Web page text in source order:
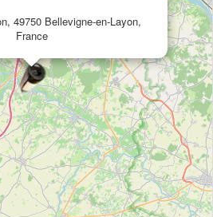
49750 Bellevigne-en-Layon,
France